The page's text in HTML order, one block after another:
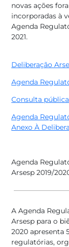
novas ações
incorporadas à
Agenda
2021.
Deliberação
Agenda
Consulta
Agenda
Anexo À
Agenda
Arsesp 2019/
A Agenda
Arsesp para o
2020 apresenta
regulatórias,